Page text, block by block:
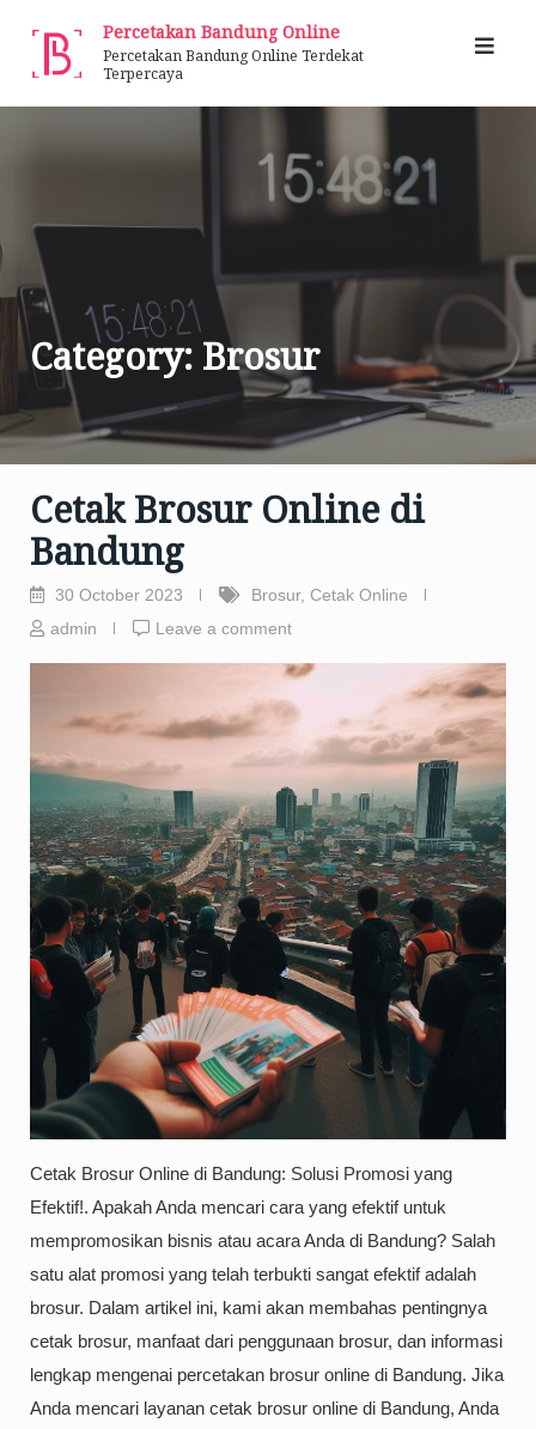
content
Percetakan Bandung Online
Percetakan Bandung Online Terdekat
Terpercaya
Category: Brosur
Cetak Brosur Online di
Bandung
30 October 2023 Brosur, Cetak Online
admin
Leave a comment
Cetak Brosur Online di Bandung: Solusi Promosi yang
Efektif!. Apakah Anda mencari cara yang efektif untuk
mempromosikan bisnis atau acara Anda di Bandung? Salah
satu alat promosi yang telah terbukti sangat efektif adalah
brosur. Dalam artikel ini, kami akan membahas pentingnya
cetak brosur, manfaat dari penggunaan brosur, dan informasi
lengkap mengenai percetakan brosur online di Bandung. Jika
Anda mencari layanan cetak brosur online di Bandung, Anda